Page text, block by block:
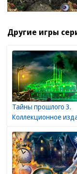
Другие игры
Тайны прошлого 3.
Коллекционное